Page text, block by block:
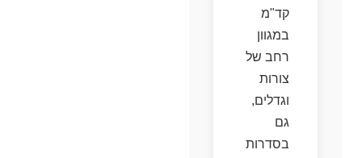
קד"מ
במגוון
רחב של
צורות
וגדלים,
גם
בסדרות